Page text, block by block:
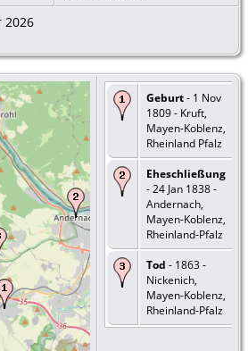
2026
Geburt- 1 Nov
1809 - Kruft,
Mayen-Koblenz,
Rheinland Pfalz
Eheschließung
- 24 Jan 1838 -
Andernach,
Mayen-Koblenz,
Rheinland-Pfalz
Tod - 1863 -
Nickenich,
Mayen-Koblenz,
Rheinland-Pfalz